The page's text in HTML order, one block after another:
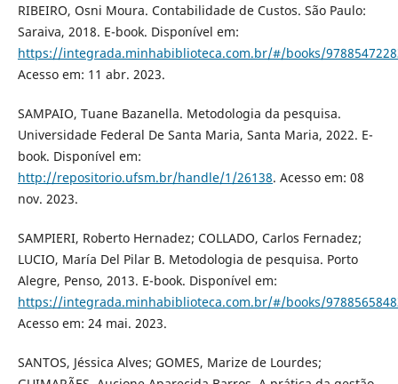
RIBEIRO, Osni Moura. Contabilidade de Custos. São Paulo:
Saraiva, 2018. E-book. Disponível em:
https://integrada.minhabiblioteca.com.br/#/books/
Acesso em: 11 abr. 2023.
SAMPAIO, Tuane Bazanella. Metodologia da pesquisa.
Universidade Federal De Santa Maria, Santa Maria, 2022. E-
book. Disponível em:
http://repositorio.ufsm.br/handle/1/26138. Acesso em: 08
nov. 2023.
SAMPIERI, Roberto Hernadez; COLLADO, Carlos Fernadez;
LUCIO, María Del Pilar B. Metodologia de pesquisa. Porto
Alegre, Penso, 2013. E-book. Disponível em:
https://integrada.minhabiblioteca.com.br/#/books/
Acesso em: 24 mai. 2023.
SANTOS, Jéssica Alves; GOMES, Marize de Lourdes;